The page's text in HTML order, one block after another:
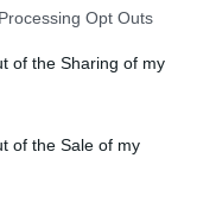
Opt Outs
of the Sharing of my
of the Sale of my
olvasása előfizetéses
tartalmazza:
cikkarchívum